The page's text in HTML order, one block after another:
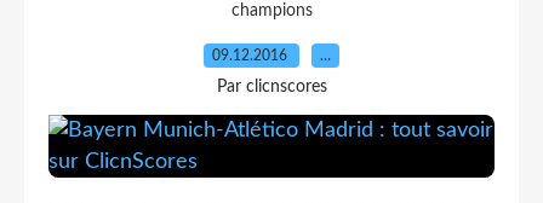
champions
09.12.2016 …
Par clicnscores